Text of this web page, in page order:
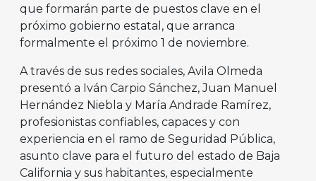
que formarán parte de puestos clave en el
próximo gobierno estatal, que arranca
formalmente el próximo 1 de noviembre.
A través de sus redes sociales, Avila Olmeda
presentó a Iván Carpio Sánchez, Juan Manuel
Hernández Niebla y María Andrade Ramírez,
profesionistas confiables, capaces y con
experiencia en el ramo de Seguridad Pública,
asunto clave para el futuro del estado de Baja
California y sus habitantes, especialmente